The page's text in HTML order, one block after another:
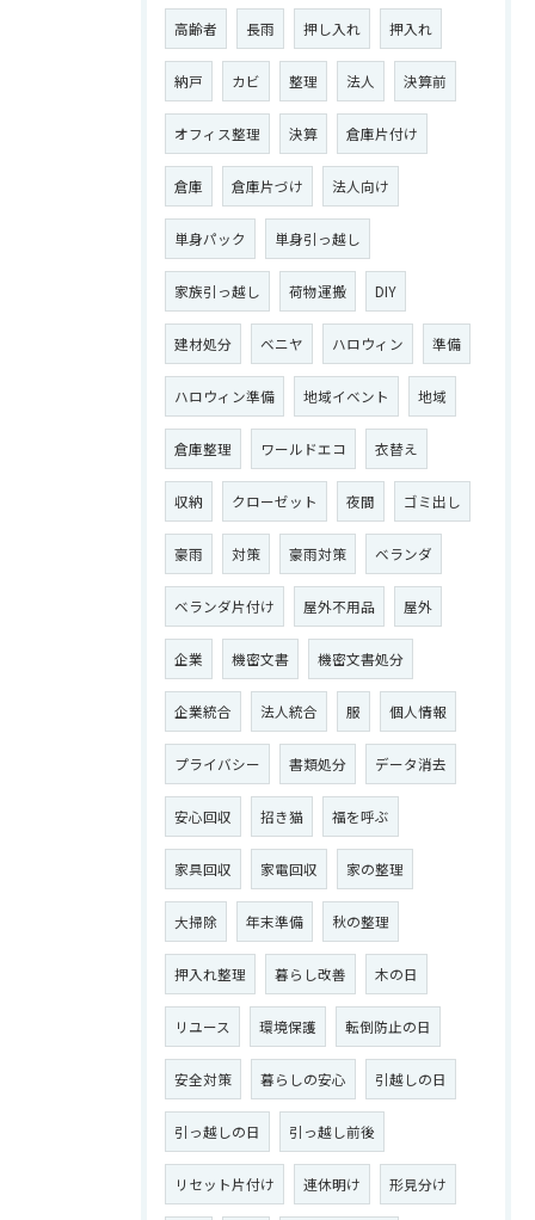
高齢者 長雨 押し入れ 押入れ
納戸 カビ 整理 法人 決算前
オフィス整理 決算 倉庫片付け
倉庫 倉庫片づけ 法人向け
単身パック 単身引っ越し
家族引っ越し 荷物運搬 DIY
建材処分 ベニヤ ハロウィン 準備
ハロウィン準備 地域イベント 地域
倉庫整理 ワールドエコ 衣替え
収納 クローゼット 夜間 ゴミ出し
豪雨 対策 豪雨対策 ベランダ
ベランダ片付け 屋外不用品 屋外
企業 機密文書 機密文書処分
企業統合 法人統合 服 個人情報
プライバシー 書類処分 データ消去
安心回収 招き猫 福を呼ぶ
家具回収 家電回収 家の整理
大掃除 年末準備 秋の整理
押入れ整理 暮らし改善 木の日
リユース 環境保護 転倒防止の日
安全対策 暮らしの安心 引越しの日
引っ越しの日 引っ越し前後
リセット片付け 連休明け 形見分け
お問い合わせはこちら